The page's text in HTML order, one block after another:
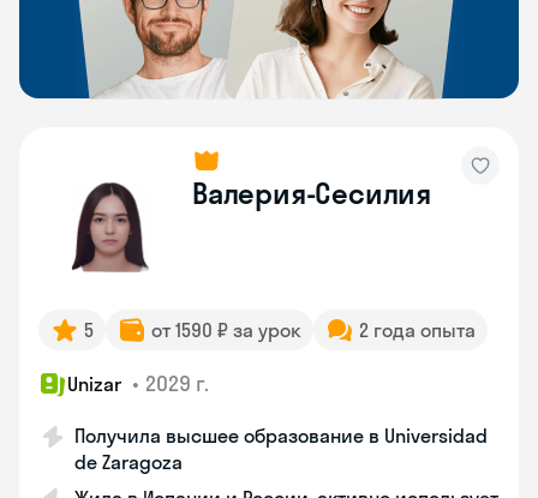
Валерия-Сесилия
5 от 1590 ₽ за урок 2 года опыта
Unizar • 2029 г.
Получила высшее образование в Universidad
de Zaragoza